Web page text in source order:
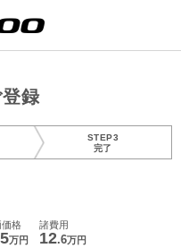
録
STEP3
完了
価格
万円
諸費用
12.6万円